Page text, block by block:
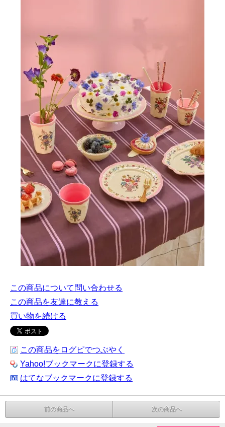
この商品について問い合わせる
この商品を友達に教える
買い物を続ける
この商品をログピでつぶやく
Yahoo!ブックマークに登録する
はてなブックマークに登録する
前の商品へ 次の商品へ